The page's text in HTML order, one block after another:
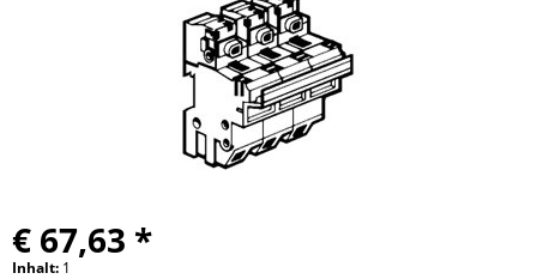
€ 67,63 *
Inhalt: 1